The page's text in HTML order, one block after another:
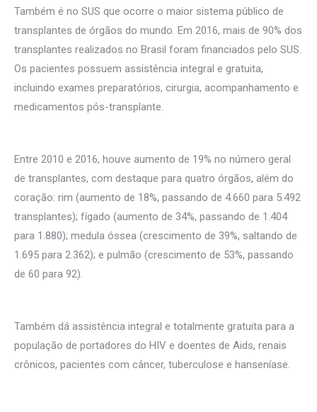
Também é no SUS que ocorre o maior sistema público de
transplantes de órgãos do mundo. Em 2016, mais de 90% dos
transplantes realizados no Brasil foram financiados pelo SUS.
Os pacientes possuem assistência integral e gratuita,
incluindo exames preparatórios, cirurgia, acompanhamento e
medicamentos pós-transplante.
Entre 2010 e 2016, houve aumento de 19% no número geral
de transplantes, com destaque para quatro órgãos, além do
coração: rim (aumento de 18%, passando de 4.660 para 5.492
transplantes); fígado (aumento de 34%, passando de 1.404
para 1.880); medula óssea (crescimento de 39%, saltando de
1.695 para 2.362); e pulmão (crescimento de 53%, passando
de 60 para 92).
Também dá assistência integral e totalmente gratuita para a
população de portadores do HIV e doentes de Aids, renais
crônicos, pacientes com câncer, tuberculose e hanseníase.